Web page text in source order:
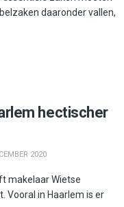
daaronder vallen,
hectischer
2020
makelaar Wietse
Vooral in Haarlem is er